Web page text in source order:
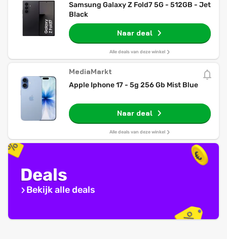
Samsung Galaxy Z Fold7 5G - 512GB - Jet
Black
Naar deal
Alle deals van deze winkel
MediaMarkt
Apple Iphone 17 - 5g 256 Gb Mist Blue
Naar deal
Alle deals van deze winkel
Deals
Bekijk alle deals